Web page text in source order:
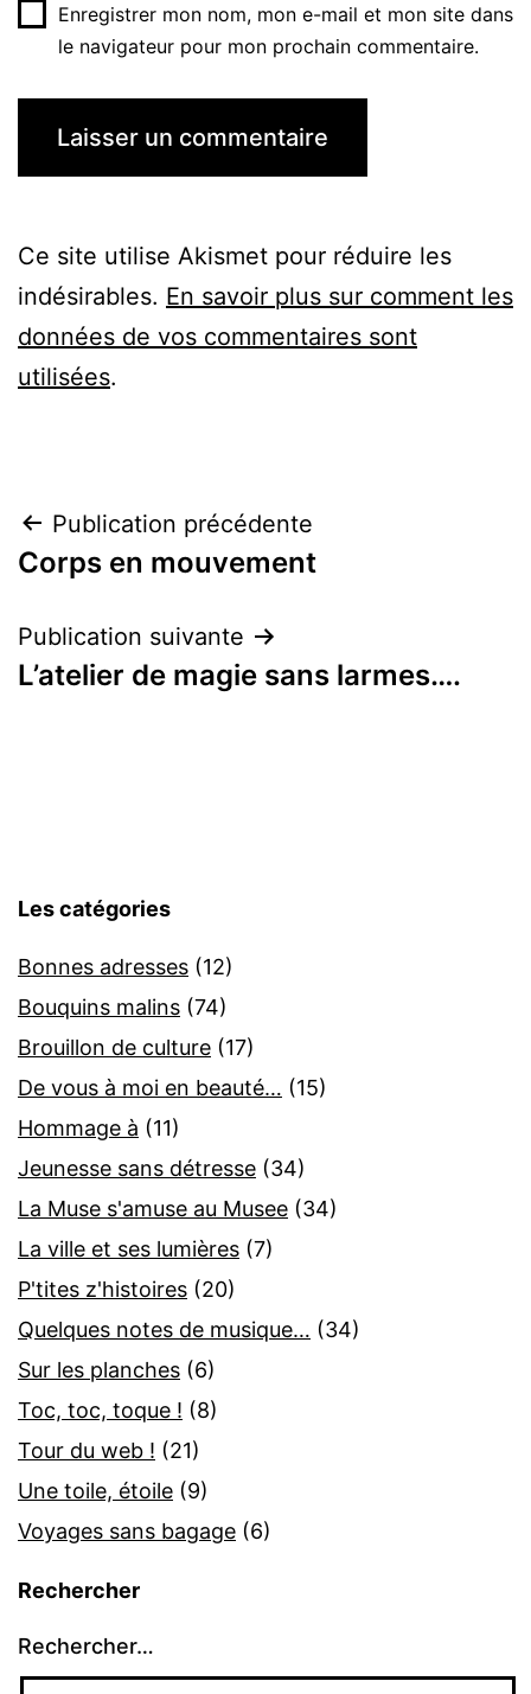
Enregistrer mon nom, mon e-mail et mon site dans
le navigateur pour mon prochain commentaire.
Ce site utilise Akismet pour réduire les
indésirables. En savoir plus sur comment les
données de vos commentaires sont
utilisées.
Navigation
de
l’article
Publication précédente
Corps en mouvement
Publication suivante
L’atelier de magie sans larmes….
Les catégories
Bonnes adresses (12)
Bouquins malins (74)
Brouillon de culture (17)
De vous à moi en beauté… (15)
Hommage à (11)
Jeunesse sans détresse (34)
La Muse s'amuse au Musee (34)
La ville et ses lumières (7)
P'tites z'histoires (20)
Quelques notes de musique… (34)
Sur les planches (6)
Toc, toc, toque ! (8)
Tour du web ! (21)
Une toile, étoile (9)
Voyages sans bagage (6)
Rechercher
Rechercher…